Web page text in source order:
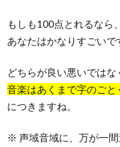
もしも100点とれるなら、
あなたはかなりすごいで
どちらが良い悪いではな
音楽はあくまで字のごと
につきますね。
※ 声域音域に、万が一